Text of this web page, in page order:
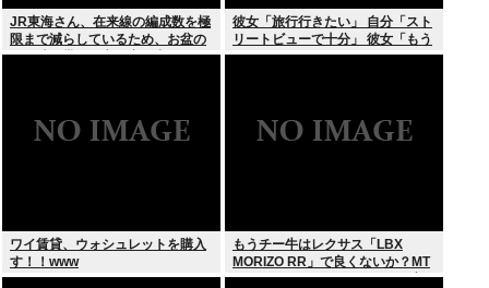
JR東海さん、在来線の編成数を極
限まで減らしているため、お盆の
この時間帯でも立ち客が出てしま
彼女「旅行行きたい」 自分「スト
リートビューで十分」 彼女「もう
いい （ドドンガドン」 これ俺が悪
ワイ賃貸、ウォシュレットを購入
す！！www
もうチー牛はレクサス「LBX
MORIZO RR」で良くないか？MT
ありのコンパクトAWD.そんな高